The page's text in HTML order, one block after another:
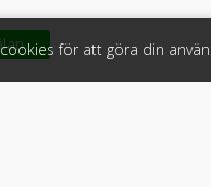
för att göra din